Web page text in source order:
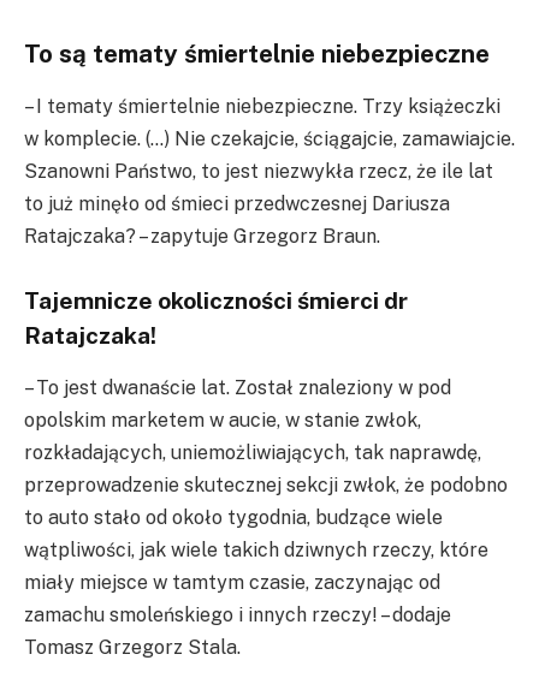
To są tematy śmiertelnie niebezpieczne
– I tematy śmiertelnie niebezpieczne. Trzy książeczki
w komplecie. (…) Nie czekajcie, ściągajcie, zamawiajcie.
Szanowni Państwo, to jest niezwykła rzecz, że ile lat
to już minęło od śmieci przedwczesnej Dariusza
Ratajczaka? – zapytuje Grzegorz Braun.
Tajemnicze okoliczności śmierci dr
Ratajczaka!
– To jest dwanaście lat. Został znaleziony w pod
opolskim marketem w aucie, w stanie zwłok,
rozkładających, uniemożliwiających, tak naprawdę,
przeprowadzenie skutecznej sekcji zwłok, że podobno
to auto stało od około tygodnia, budzące wiele
wątpliwości, jak wiele takich dziwnych rzeczy, które
miały miejsce w tamtym czasie, zaczynając od
zamachu smoleńskiego i innych rzeczy! – dodaje
Tomasz Grzegorz Stala.